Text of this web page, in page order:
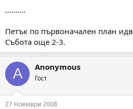
..........
Петък по първоначален план
Събота още 2-3.
A Anonymous
Гост
27 Ноември 2008